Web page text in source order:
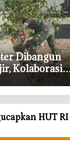
Dibangun
Kolaborasi
dan
HUT RI